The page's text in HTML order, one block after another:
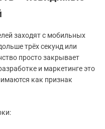
заходят с мобильных
трёх секунд или
просто закрывает
и маркетинге это
как признак